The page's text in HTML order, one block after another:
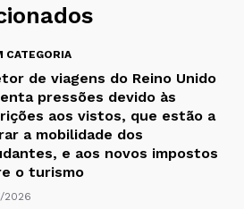
CATEGORIA
de viagens do Reino Unido
pressões devido às
aos vistos, que estão a
a mobilidade dos
e aos novos impostos
o turismo
2026